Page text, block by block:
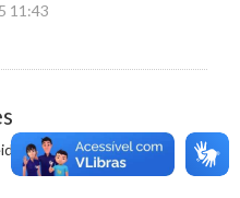
11:43
Rudson Paixão.